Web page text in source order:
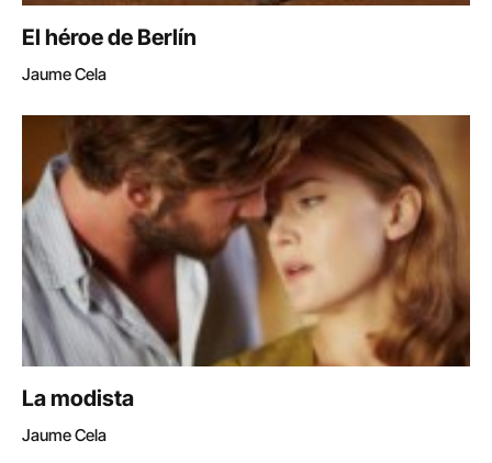
El héroe de Berlín
Jaume Cela
La modista
Jaume Cela